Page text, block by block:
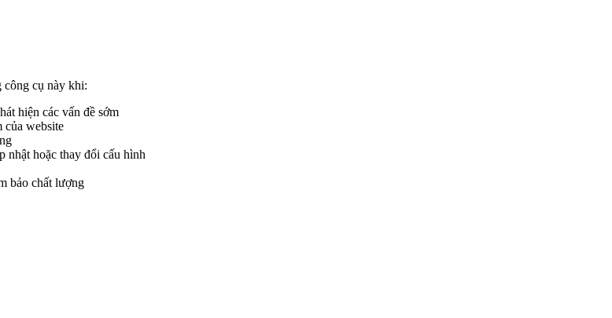
công cụ này khi:
hiện các vấn đề sớm
của website
nhật hoặc thay đổi cấu hình
bảo chất lượng